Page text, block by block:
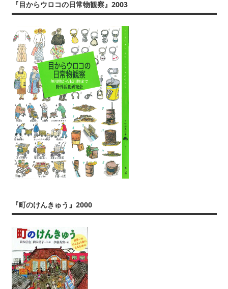
よ
公
表
し
て
い
ま
す。
『目からウロコの日常物観察』2003
『町のけんきゅう』2000